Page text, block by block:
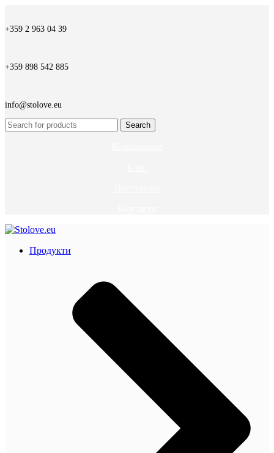
+359 2 963 04 39
+359 898 542 885
info@stolove.eu
Search
Продукти